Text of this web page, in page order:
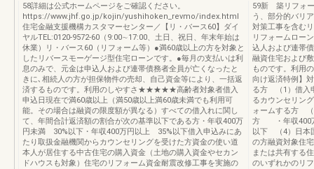
58詳細は公式ホームページをご確認ください。
https://www.jhf.go.jp/kojin/yushihoken_revmo/index.html
住宅金融支援機構カスタマーセンター／【リ・バース60】ダイ
ヤルTEL:0120-9572-60（9:00∼17:00、土日、祝日、年末年始は
休業）リ・バース60（リフォーム等）●満60歳以上の方を対象と
したリバースモーゲージ型住宅ローンです。●毎月の支払いは利
息のみで、元金は申込人および連帯債務者全員が亡くなったと
きに､相続人の方が担保物件の売却、自己資金等により、一括返
済するものです。利用のしやすさ★★★★★高齢者対象者借入
申込日現在で満60歳以上（満50歳以上満60歳未満でも利用可
能。その場合は融資の限度額が異なる）すべての借入れに関し
て、年間合計返済額の割合が次の基準以下である方・年収400万
円未満 30%以下・年収400万円以上 35%以下借入申込みにあ
たり取扱金融機関からカウンセリングを受けた方資金の使い道
本人が居住する中古住宅の購入資金（土地の購入資金やセカン
ドハウスも対象）住宅のリフォーム資金耐震改修工事を実施の
59新 築リフォー
う、部分的バリ
対策工事を含む
リフォームロー
込人および連帯
融資住宅および
ものです。利
向け返済特例】
る方 （1）借入
るカウンセリン
ォームする方 （
方 ・年収400
以下 （4）日本
の方融資対象住
または共有する
のいずれかのリ